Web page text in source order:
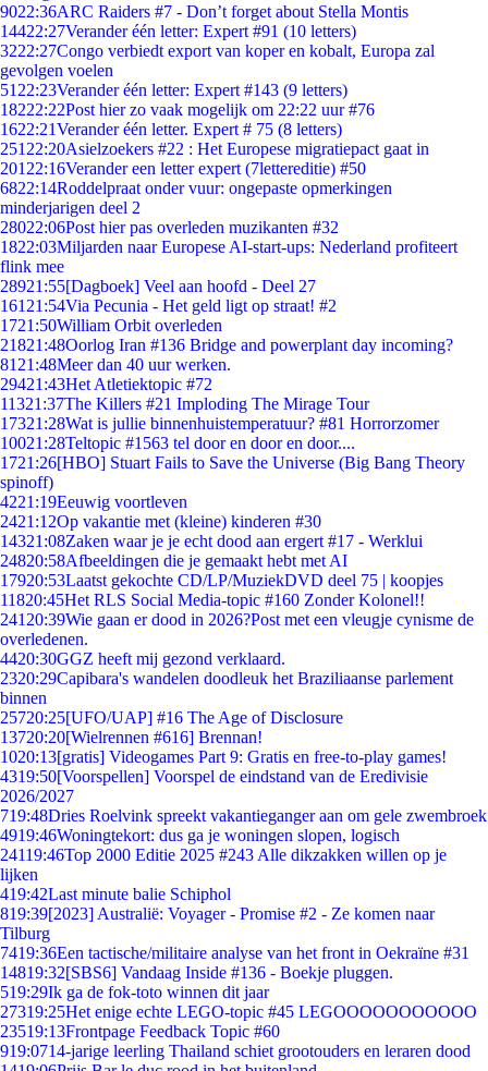
9022:36ARC Raiders #7 - Don’t forget about Stella Montis
14422:27Verander één letter: Expert #91 (10 letters)
3222:27Congo verbiedt export van koper en kobalt, Europa zal
gevolgen voelen
51 22:23Verander één letter: Expert #143 (9 letters)
18222:22Post hier zo vaak mogelijk om 22:22 uur #76
1622:21Verander één letter. Expert # 75 (8 letters)
251 22:20Asielzoekers #22 : Het Europese migratiepact gaat in
201 22:16Verander een letter expert (7lettereditie) #50
6822:14Roddelpraat onder vuur: ongepaste opmerkingen
minderjarigen deel 2
28022:06Post hier pas overleden muzikanten #32
1822:03Miljarden naar Europese AI-start-ups: Nederland profiteert
flink mee
28921:55[Dagboek] Veel aan hoofd - Deel 27
161 21:54Via Pecunia - Het geld ligt op straat! #2
1721:50William Orbit overleden
21821:48Oorlog Iran #136 Bridge and powerplant day incoming?
81 21:48Meer dan 40 uur werken.
29421:43Het Atletiektopic #72
11321:37The Killers #21 Imploding The Mirage Tour
17321:28Wat is jullie binnenhuistemperatuur? #81 Horrorzomer
10021:28Teltopic #1563 tel door en door en door....
1721:26[HBO] Stuart Fails to Save the Universe (Big Bang Theory
spinoff)
4221:19Eeuwig voortleven
2421:12Op vakantie met (kleine) kinderen #30
14321:08Zaken waar je je echt dood aan ergert #17 - Werklui
24820:58Afbeeldingen die je gemaakt hebt met AI
17920:53Laatst gekochte CD/LP/MuziekDVD deel 75 | koopjes
11820:45Het RLS Social Media-topic #160 Zonder Kolonel!!
241 20:39Wie gaan er dood in 2026?Post met een vleugje cynisme de
overledenen.
4420:30GGZ heeft mij gezond verklaard.
2320:29Capibara's wandelen doodleuk het Braziliaanse parlement
binnen
25720:25[UFO/UAP] #16 The Age of Disclosure
13720:20[Wielrennen #616] Brennan!
1020:13[gratis] Videogames Part 9: Gratis en free-to-play games!
4319:50[Voorspellen] Voorspel de eindstand van de Eredivisie
2026/2027
719:48Dries Roelvink spreekt vakantieganger aan om gele zwembroek
4919:46Woningtekort: dus ga je woningen slopen, logisch
24119:46Top 2000 Editie 2025 #243 Alle dikzakken willen op je
lijken
419:42Last minute balie Schiphol
819:39[2023] Australië: Voyager - Promise #2 - Ze komen naar
Tilburg
7419:36Een tactische/militaire analyse van het front in Oekraïne #31
14819:32[SBS6] Vandaag Inside #136 - Boekje pluggen.
519:29Ik ga de fok-toto winnen dit jaar
27319:25Het enige echte LEGO-topic #45 LEGOOOOOOOOOOO
23519:13Frontpage Feedback Topic #60
919:0714-jarige leerling Thailand schiet grootouders en leraren dood